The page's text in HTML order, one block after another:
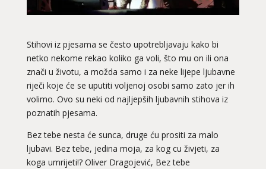
Stihovi iz pjesama se često upotrebljavaju kako bi
netko nekome rekao koliko ga voli, što mu on ili ona
znači u životu, a možda samo i za neke lijepe ljubavne
riječi koje će se uputiti voljenoj osobi samo zato jer ih
volimo. Ovo su neki od najljepših ljubavnih stihova iz
poznatih pjesama.
Bez tebe nesta će sunca, druge ću prositi za malo
ljubavi. Bez tebe, jedina moja, za kog cu živjeti, za
koga umrijeti!? Oliver Dragojević, Bez tebe